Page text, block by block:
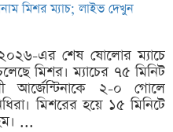
মিশর ম্যাচ; লাইভ দেখুন
২০২৬-এর শেষ ষোলোর ম্যাচে
মিশর। ম্যাচের ৭৫ মিনিট
আর্জেন্টিনাকে ২-০ গোলে
মিশরের হয়ে ১৫ মিনিটে
...